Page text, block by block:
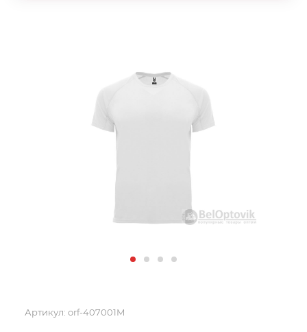
Артикул: orf-407001M